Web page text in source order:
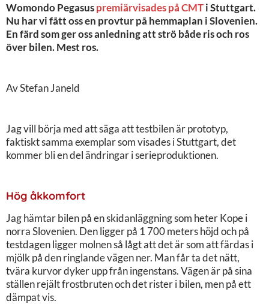
Womondo Pegasuspremiärvisades på CMTi Stuttgart.
Nu har vi fått oss en provtur på hemmaplan i Slovenien.
En färd som ger oss anledning att strö både ris och ros
över bilen. Mest ros.
Av Stefan Janeld
Jag vill börja med att säga att testbilen är prototyp,
faktiskt samma exemplar som visades i Stuttgart, det
kommer bli en del ändringar i serieproduktionen.
Hög åkkomfort
Jag hämtar bilen på en skidanläggning som heter Kope i
norra Slovenien. Den ligger på 1 700 meters höjd och på
testdagen ligger molnen så lågt att det är som att färdas i
mjölk på den ringlande vägen ner. Man får ta det nätt,
tvära kurvor dyker upp från ingenstans. Vägen är på sina
ställen rejält frostbruten och det rister i bilen, men på ett
dämpat vis.